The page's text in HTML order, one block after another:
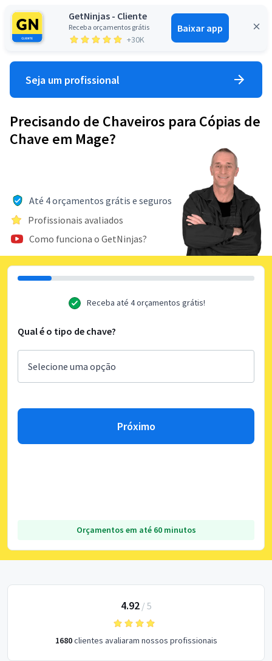
GetNinjas - Cliente
Receba orçamentos grátis
+30K
Baixar app
Entrar
Seja um profissional
Precisando de Chaveiros para Cópias de
Chave em Mage?
Até 4 orçamentos grátis e seguros
Profissionais avaliados
Como funciona o GetNinjas?
Receba até 4 orçamentos grátis!
Qual é o tipo de chave?
Próximo
Orçamentos em até 60 minutos
4.92/ 5
1680clientes avaliaram nossos profissionais